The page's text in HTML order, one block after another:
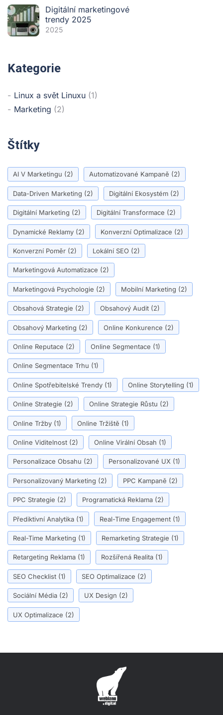
Digitální marketingové
trendy 2025
2025
Kategorie
Linux a svět Linuxu (1)
Marketing (2)
Štítky
AI V Marketingu (2) Automatizované Kampaně (2)
Data-Driven Marketing (2) Digitální Ekosystém (2)
Digitální Marketing (2) Digitální Transformace (2)
Dynamické Reklamy (2) Konverzní Optimalizace (2)
Konverzní Poměr (2) Lokální SEO (2)
Marketingová Automatizace (2)
Marketingová Psychologie (2) Mobilní Marketing (2)
Obsahová Strategie (2) Obsahový Audit (2)
Obsahový Marketing (2) Online Konkurence (2)
Online Reputace (2) Online Segmentace (1)
Online Segmentace Trhu (1)
Online Spotřebitelské Trendy (1) Online Storytelling (1)
Online Strategie (2) Online Strategie Růstu (2)
Online Tržby (1) Online Tržiště (1)
Online Viditelnost (2) Online Virální Obsah (1)
Personalizace Obsahu (2) Personalizované UX (1)
Personalizovaný Marketing (2) PPC Kampaně (2)
PPC Strategie (2) Programatická Reklama (2)
Přediktivní Analytika (1) Real-Time Engagement (1)
Real-Time Marketing (1) Remarketing Strategie (1)
Retargeting Reklama (1) Rozšířená Realita (1)
SEO Checklist (1) SEO Optimalizace (2)
Sociální Média (2) UX Design (2)
UX Optimalizace (2)